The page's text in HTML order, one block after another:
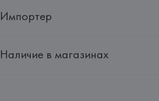
Импортер
Адрес: Республика Беларусь, 220030, г.
Наличие в магазинах